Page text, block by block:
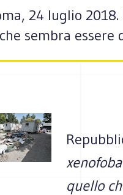
24 luglio
sembra essere
quello